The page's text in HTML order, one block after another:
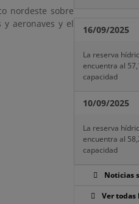
nordeste sobre
aeronaves y el
16/09/2025
La reserva
encuentra al
capacidad
10/09/2025
La reserva
encuentra al
capacidad
Noticias
Ver todas